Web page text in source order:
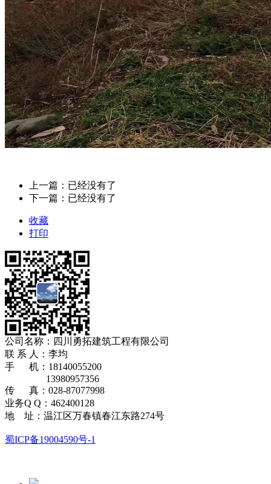
上一篇：已经没有了
下一篇：已经没有了
收藏
打印
公司名称：四川勇拓建筑工程有限公司
​联 系 人：李均
手 机：18140055200
13980957356
传 真：028-87077998
业务Q Q：462400128
地 址：温江区万春镇春江东路274号
蜀ICP备19004590号-1